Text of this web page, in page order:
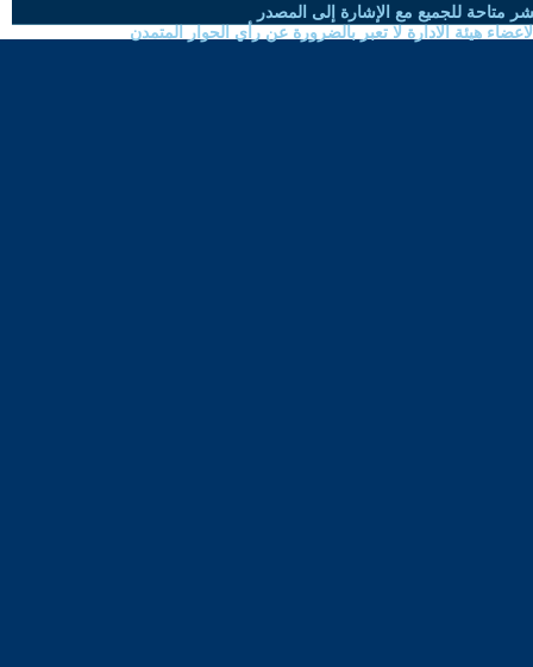
متاحة للجميع مع الإشارة إلى المصدر
هيئة الادارة لا تعبر بالضرورة عن رأي الحوار المتمدن